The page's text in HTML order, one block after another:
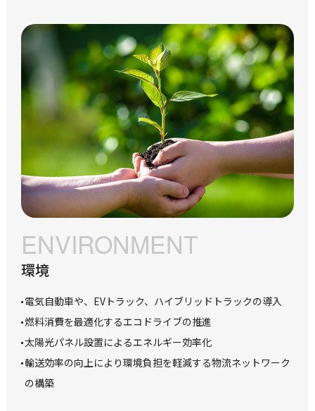
ENVIRONMENT
環境
電気自動車や、EVトラック、ハイブリッドトラックの導入
燃料消費を最適化するエコドライブの推進
太陽光パネル設置によるエネルギー効率化
輸送効率の向上により環境負担を軽減する物流ネットワーク
の構築